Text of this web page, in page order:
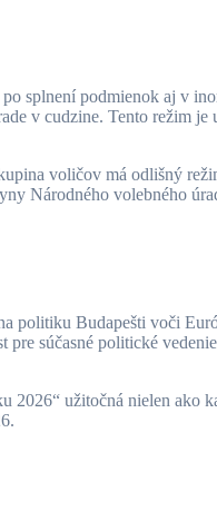
splnení podmienok aj v
v cudzine. Tento režim
voličov má odlišný
Národného volebného
politiku Budapešti voči
súčasné politické
užitočná nielen ako